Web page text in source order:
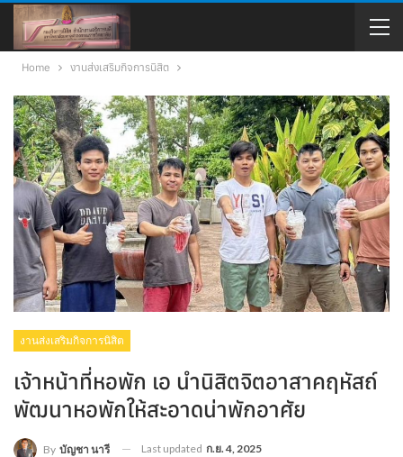
Home งานส่งเสริมกิจการนิสิต
งานส่งเสริมกิจการนิสิต
เจ้าหน้าที่หอพัก เอ นำนิสิตจิตอาสาคฤหัสถ์
พัฒนาหอพักให้สะอาดน่าพักอาศัย
By บัญชา นารี Last updated ก.ย. 4, 2025